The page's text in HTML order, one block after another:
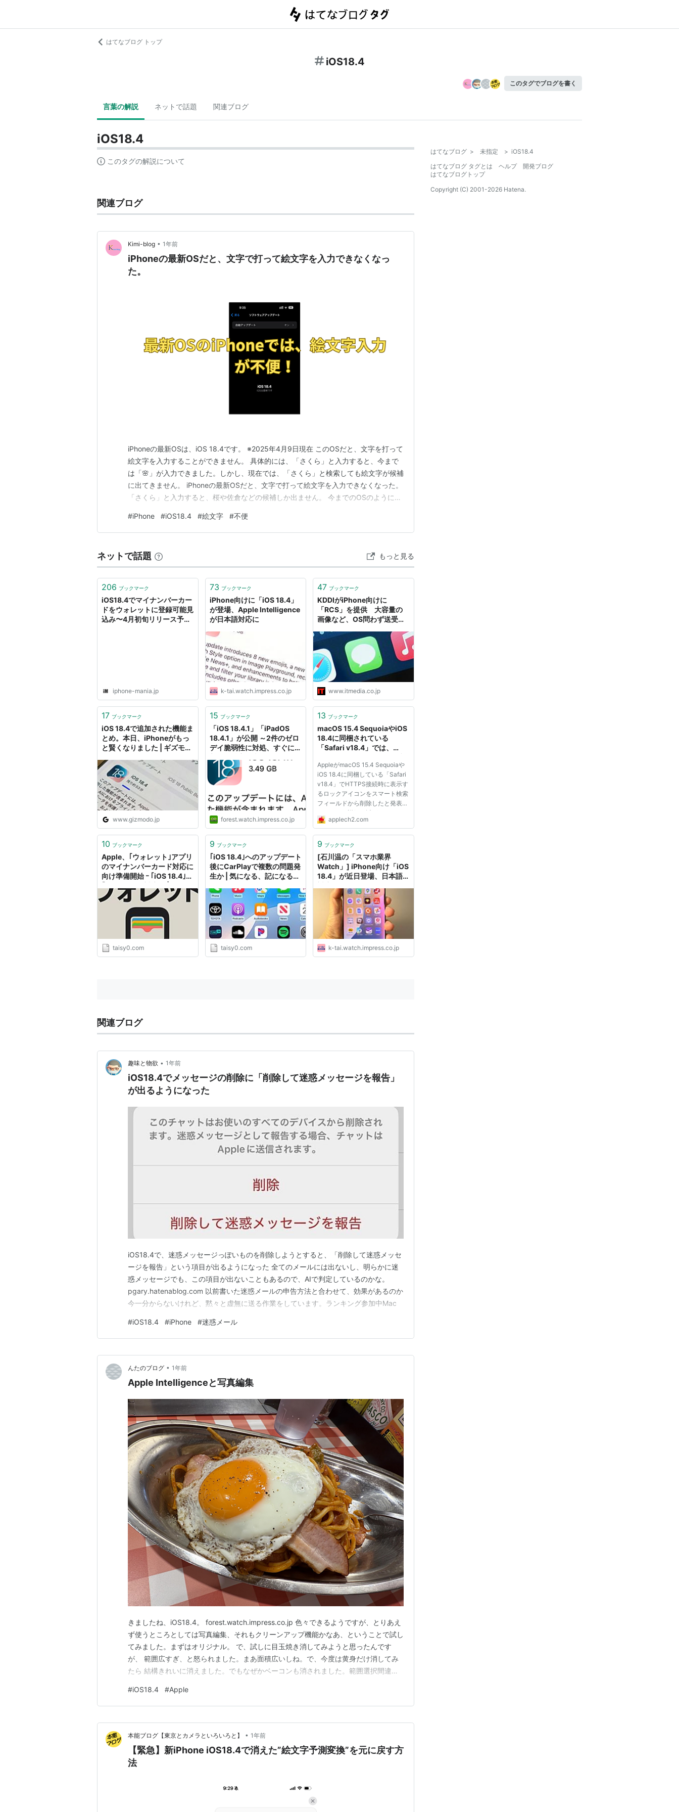
はてなブログ トップ
iOS18.4
このタグでブログを書く
言葉の解説 ネットで話題 関連ブログ
iOS18.4
このタグの解説について
関連ブログ
Kimi-blog • 1年前
iPhoneの最新OSだと、文字で打って絵文字を入力できなくなっ
た。
iPhoneの最新OSは、iOS 18.4です。 ※2025年4月9日現在 このOSだと、文字を打って
絵文字を入力することができません。 具体的には、「さくら」と入力すると、今まで
は「🌸」が入力できました。しかし、現在では、「さくら」と検索しても絵文字が候補
に出てきません。 iPhoneの最新OSだと、文字で打って絵文字を入力できなくなった。
「さくら」と入力すると、桜や佐倉などの候補しか出ません。 今までのOSのように、
ら」と入力すると、⬇︎のように出てきます。 🌸が入力できました！今回はメッセージ
アプリで試しまし…
#iPhone #iOS18.4 #絵文字 #不便
ネットで話題 もっと見る
206 ブックマーク
iOS18.4でマイナンバーカー
ドをウォレットに登録可能見
込み〜4月初旬リリース予定
iphone-mania.jp
73 ブックマーク
iPhone向けに「iOS 18.4」
が登場、Apple Intelligence
が日本語対応に
k-tai.watch.impress.co.jp
47 ブックマーク
KDDIがiPhone向けに
「RCS」を提供 大容量の
画像など、OS問わず送受信
で利用可能に
www.itmedia.co.jp
17 ブックマーク
iOS 18.4で追加された機能ま
とめ。本日、iPhoneがもっ
と賢くなりました | ギズモー
www.gizmodo.jp
15 ブックマーク
「iOS 18.4.1」「iPadOS
18.4.1」が公開 ～2件のゼロ
デイ脆弱性に対処、すぐに更
「CarPlay」ワイヤレス接続
ができなくなる問題も解決
forest.watch.impress.co.jp
13 ブックマーク
macOS 15.4 SequoiaやiOS
18.4に同梱されている
「Safari v18.4」では、
続時にスマート検索フィール
ド表示されていたロックアイ
コンが廃止。
AppleがmacOS 15.4 Sequoiaや
iOS 18.4に同梱している「Safari
v18.4」でHTTPS接続時に表示す
るロックアイコンをスマート検索
フィールドから削除したと発表し
ています。詳細は以下から。
Appleは現地時間2025年03月31
Intelligenceをサポートした
「iOS/iPadOS 18.4」をリリー...
applech2.com
10 ブックマーク
Apple、｢ウォレット｣アプリ
のマイナンバーカード対応に
向け準備開始 ｰ ｢iOS 18.4｣か
る、記になる…
taisy0.com
9 ブックマーク
｢iOS 18.4｣へのアップデート
後にCarPlayで複数の問題発
生か | 気になる、記になる…
taisy0.com
9 ブックマーク
[石川温の「スマホ業界
Watch」] iPhone向け「iOS
18.4」が近日登場、日本語
Intelligence」を試してみ
k-tai.watch.impress.co.jp
関連ブログ
趣味と物欲 • 1年前
iOS18.4でメッセージの削除に「削除して迷惑メッセージを報告」
が出るようになった
iOS18.4で、迷惑メッセージっぽいものを削除しようとすると、「削除して迷惑メッセ
ージを報告」という項目が出るようになった 全てのメールには出ないし、明らかに迷
惑メッセージでも、この項目が出ないこともあるので、AIで判定しているのかな。
pgary.hatenablog.com 以前書いた迷惑メールの申告方法と合わせて、効果があるのか
今一分からないけれど、黙々と虚無に送る作業をしています。ランキング参加中Mac
#iOS18.4 #iPhone #迷惑メール
んたのブログ • 1年前
Apple Intelligenceと写真編集
きましたね、iOS18.4。 forest.watch.impress.co.jp 色々できるようですが、とりあえ
ず使うところとしては写真編集、それもクリーンアップ機能かなあ、ということで試し
てみました。まずはオリジナル。 で、試しに目玉焼き消してみようと思ったんです
が、 範囲広すぎ、と怒られました。まあ面積広いしね。で、今度は黄身だけ消してみ
たら 結構きれいに消えました。でもなぜかベーコンも消されました。範囲選択間違え
右の散っちゃったあとのたんぽぽを消してみました。 ちょっとガクの部分がのこっち
ゃってるけど、それ…
#iOS18.4 #Apple
本能ブログ【東京とカメラといろいろと】 • 1年前
【緊急】新iPhone iOS18.4で消えた”絵文字予測変換”を元に戻す方
法
はてなブログ > 未指定 > iOS18.4
はてなブログ タグとは
ヘルプ
開発ブログ
はてなブログトップ
Copyright (C) 2001-2026 Hatena.